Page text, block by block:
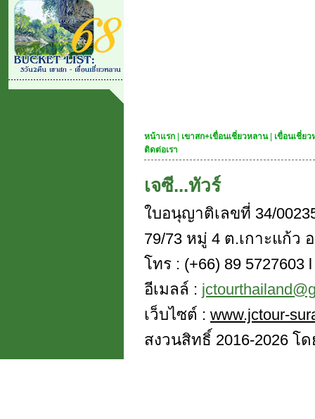
หน้าแรก เขาสก+เขื่อนเชี่ยวหลาน| เขื่อนเชี่ย
ติดต่อเรา
เจซี...ทัวร์
ใบอนุญาติเลขที่ 34/
79/73 หมู่ 4 ต.เกาะแก้ว
โทร : (+66) 89 5727603
อีเมลล์ :
เว็บไซต์ : www.jctour-
สงวนสิทธิ์ 2016-2026 โ